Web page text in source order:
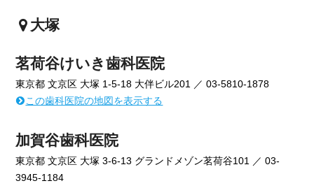
大塚
茗荷谷けいき歯科医院
東京都 文京区 大塚 1-5-18 大伴ビル201 ／ 03-5810-1878
この歯科医院の地図を表示する
加賀谷歯科医院
東京都 文京区 大塚 3-6-13 グランドメゾン茗荷谷101 ／ 03-
3945-1184